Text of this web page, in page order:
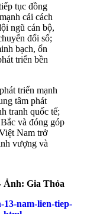
tục đồng
cải cách
ngũ cán bộ,
đổi số;
bạch, ổn
triển bền
triển mạnh
tâm phát
tranh quốc tế;
và đóng góp
Nam trở
vượng và
Ảnh: Gia Thỏa
nam-lien-tiep-